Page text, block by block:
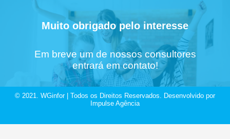
Muito obrigado pelo interesse
Em breve um de nossos consultores
entrará em contato!
© 2021. WGinfor | Todos os Direitos Reservados. Desenvolvido por
Impulse Agência